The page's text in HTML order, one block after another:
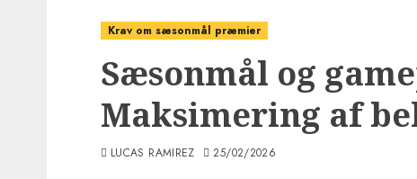
Krav om sæsonmål præmier
Sæsonmål og
Maksimering af
LUCAS RAMIREZ 25/02/2026